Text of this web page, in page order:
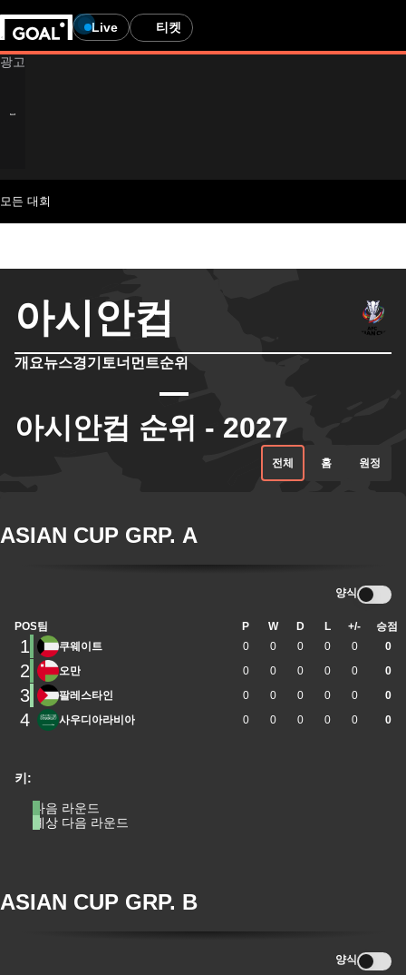
Live 티켓
모든 대회
아시안컵
개요뉴스경기 토너먼트순위
아시안컵 순위 - 2027
전체 홈 원정
ASIAN CUP GRP. A
양식
키:
다음 라운드
예상 다음 라운드
POS팀 P W D L +/- 승점
1 쿠웨이트 0 0 0 0 0 0
2 오만 0 0 0 0 0 0
3 팔레스타인 0 0 0 0 0 0
4 사우디아라비아 0 0 0 0 0 0
ASIAN CUP GRP. B
양식